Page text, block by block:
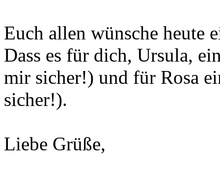
Euch allen wünsche heute
Dass es für dich, Ursula,
mir sicher!) und für Rosa
sicher!).
Liebe Grüße,